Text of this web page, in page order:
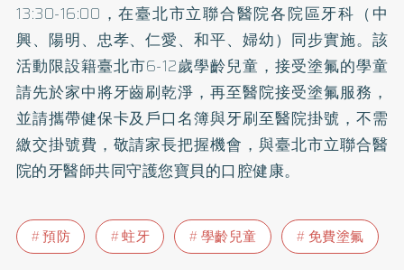
13:30-16:00，在臺北市立聯合醫院各院區牙科（中
興、陽明、忠孝、仁愛、和平、婦幼）同步實施。該
活動限設籍臺北市6-12歲學齡兒童，接受塗氟的學童
請先於家中將牙齒刷乾淨，再至醫院接受塗氟服務，
並請攜帶健保卡及戶口名簿與牙刷至醫院掛號，不需
繳交掛號費，敬請家長把握機會，與臺北市立聯合醫
院的牙醫師共同守護您寶貝的口腔健康。
預防 蛀牙 學齡兒童 免費塗氟